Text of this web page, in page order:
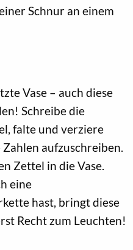
Schnur an einem
Vase – auch diese
Schreibe die
falte und verziere
aufzuschreiben.
Zettel in die Vase.
eine
hast, bringt diese
Recht zum Leuchten!